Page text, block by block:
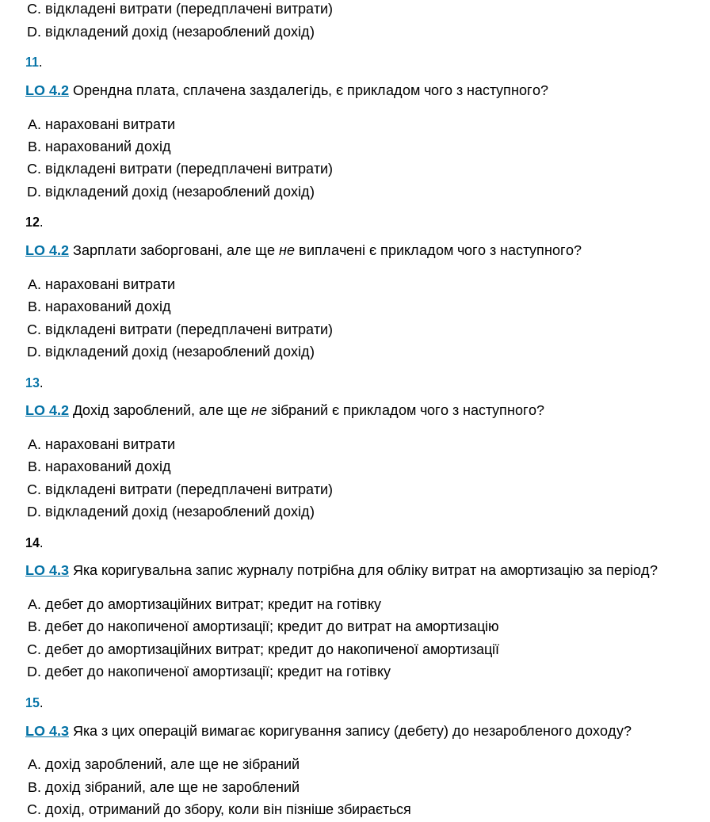
відкладені витрати (передплачені витрати)
відкладений дохід (незароблений дохід)
11.
LO 4.2 Орендна плата, сплачена заздалегідь, є прикладом чого з наступного?
нараховані витрати
нарахований дохід
відкладені витрати (передплачені витрати)
відкладений дохід (незароблений дохід)
12.
LO 4.2 Зарплати заборговані, але ще не виплачені є прикладом чого з наступного?
нараховані витрати
нарахований дохід
відкладені витрати (передплачені витрати)
відкладений дохід (незароблений дохід)
13.
LO 4.2 Дохід зароблений, але ще не зібраний є прикладом чого з наступного?
нараховані витрати
нарахований дохід
відкладені витрати (передплачені витрати)
відкладений дохід (незароблений дохід)
14.
LO 4.3 Яка коригувальна запис журналу потрібна для обліку витрат на амортизацію за період?
дебет до амортизаційних витрат; кредит на готівку
дебет до накопиченої амортизації; кредит до витрат на амортизацію
дебет до амортизаційних витрат; кредит до накопиченої амортизації
дебет до накопиченої амортизації; кредит на готівку
15.
LO 4.3 Яка з цих операцій вимагає коригування запису (дебету) до незаробленого доходу?
дохід зароблений, але ще не зібраний
дохід зібраний, але ще не зароблений
дохід, отриманий до збору, коли він пізніше збирається